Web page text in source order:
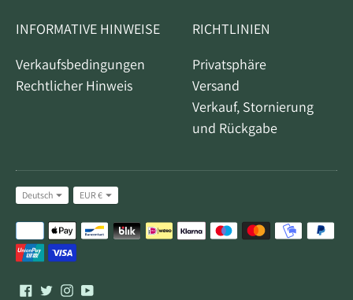
INFORMATIVE HINWEISE
Verkaufsbedingungen
Rechtlicher Hinweis
RICHTLINIEN
Privatsphäre
Versand
Verkauf, Stornierung
und Rückgabe
Sprache
Deutsch Währung
EUR €
Akzeptierte
Zahlungsmethoden